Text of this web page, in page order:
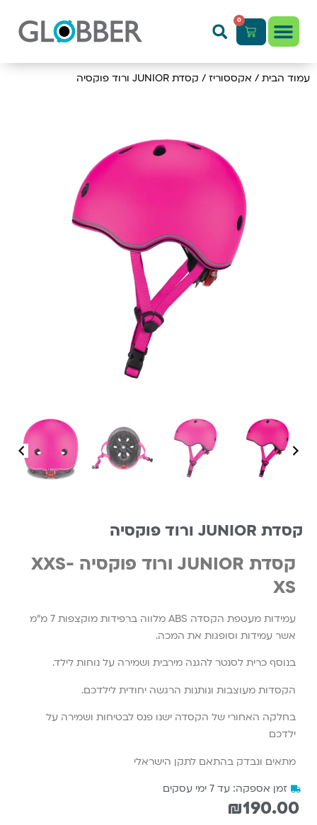
0
עמוד הבית / אקססוריז / קסדת JUNIOR ורוד פוקסיה
קסדת JUNIOR ורוד פוקסיה
קסדת JUNIOR ורוד פוקסיה XXS-
XS
עמידות מעטפת הקסדה ABS מלווה ברפידות מוקצפות 7 מ”מ
אשר עמידות וסופגות את המכה.
בנוסף כרית לסנטר להגנה מירבית ושמירה על נוחות לילד.
הקסדות מעוצבות ונותנות הרגשה יחודית לילדכם.
בחלקה האחורי של הקסדה ישנו פנס לבטיחות ושמירה על
ילדכם
מתאים ונבדק בהתאם לתקן הישראלי
זמן אספקה: עד 7 ימי עסקים
₪190.00